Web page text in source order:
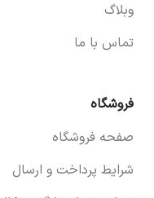
وبلاگ
تماس با ما
فروشگاه
صفحه فروشگاه
شرایط پرداخت و ارسال